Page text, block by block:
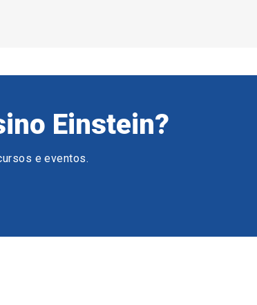
Einstein?
e eventos.